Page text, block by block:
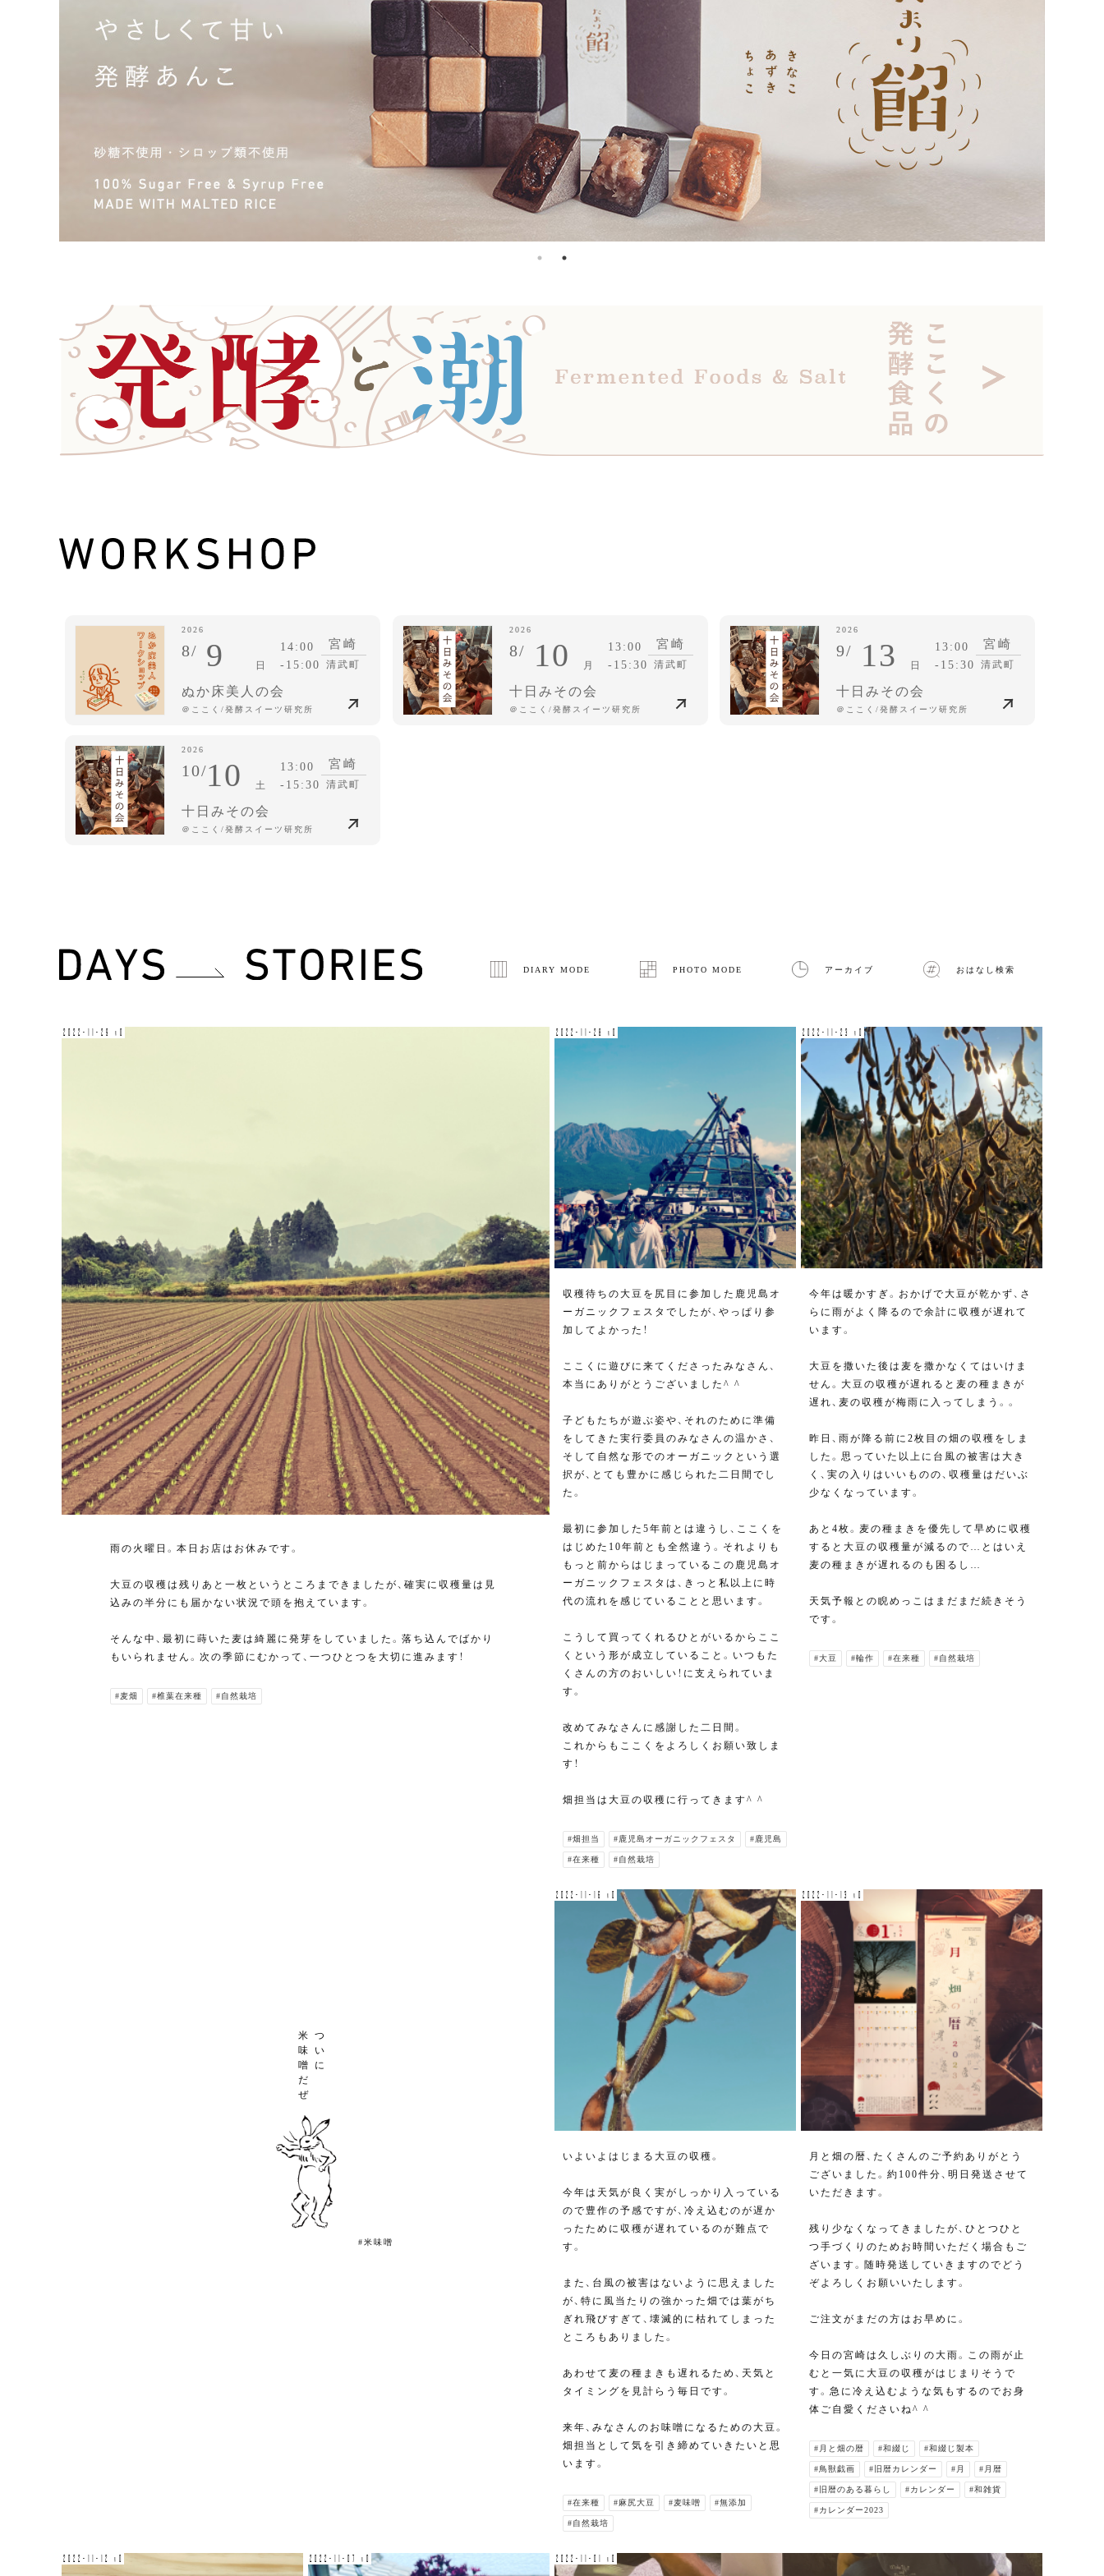
2026
8/ 9 日
14:00
-15:00
宮崎
清武町
ぬか床美人の会
＠ここく/発酵スイーツ研究所
2026
8/ 10 月
13:00
-15:30
宮崎
清武町
十日みその会
＠ここく/発酵スイーツ研究所
2026
9/ 13 日
13:00
-15:30
宮崎
清武町
十日みその会
＠ここく/発酵スイーツ研究所
2026
10/10 土
13:00
-15:30
宮崎
清武町
十日みその会
＠ここく/発酵スイーツ研究所
DIARY MODE PHOTO MODE アーカイブ おはなし検索
米
味
噌
だ
ぜ
つ
い
に
#米味噌
2022-11-29 v0
雨の火曜日。本日お店はお休みです。
大豆の収穫は残りあと一枚というところまできましたが、確実に収穫量は見
込みの半分にも届かない状況で頭を抱えています。
そんな中、最初に蒔いた麦は綺麗に発芽をしていました。落ち込んでばかり
もいられません。次の季節にむかって、一つひとつを大切に進みます！
#麦畑 #椎葉在来種 #自然栽培
2022-11-28 v0
収穫待ちの大豆を尻目に参加した鹿児島オ
ーガニックフェスタでしたが、やっぱり参
加してよかった！
ここくに遊びに来てくださったみなさん、
本当にありがとうございました^ ^
子どもたちが遊ぶ姿や、それのために準備
をしてきた実行委員のみなさんの温かさ、
そして自然な形でのオーガニックという選
択が、とても豊かに感じられた二日間でし
た。
最初に参加した5年前とは違うし、ここくを
はじめた10年前とも全然違う。それよりも
もっと前からはじまっているこの鹿児島オ
ーガニックフェスタは、きっと私以上に時
代の流れを感じていることと思います。
こうして買ってくれるひとがいるからここ
くという形が成立していること。いつもた
くさんの方のおいしい！に支えられていま
す。
改めてみなさんに感謝した二日間。
これからもここくをよろしくお願い致しま
す！
畑担当は大豆の収穫に行ってきます^ ^
#畑担当 #鹿児島オーガニックフェスタ #鹿児島
#在来種 #自然栽培
2022-11-23 v0
今年は暖かすぎ。おかげで大豆が乾かず、さ
らに雨がよく降るので余計に収穫が遅れて
います。
大豆を撒いた後は麦を撒かなくてはいけま
せん。大豆の収穫が遅れると麦の種まきが
遅れ、麦の収穫が梅雨に入ってしまう。。
昨日、雨が降る前に2枚目の畑の収穫をしま
した。思っていた以上に台風の被害は大き
く、実の入りはいいものの、収穫量はだいぶ
少なくなっています。
あと4枚。麦の種まきを優先して早めに収穫
すると大豆の収穫量が減るので…とはいえ
麦の種まきが遅れるのも困るし…
天気予報との睨めっこはまだまだ続きそう
です。
#大豆 #輪作 #在来種 #自然栽培
2022-11-16 v0
いよいよはじまる大豆の収穫。
今年は天気が良く実がしっかり入っている
ので豊作の予感ですが、冷え込むのが遅か
ったために収穫が遅れているのが難点で
す。
また、台風の被害はないように思えました
が、特に風当たりの強かった畑では葉がち
ぎれ飛びすぎて、壊滅的に枯れてしまった
ところもありました。
あわせて麦の種まきも遅れるため、天気と
タイミングを見計らう毎日です。
来年、みなさんのお味噌になるための大豆。
畑担当として気を引き締めていきたいと思
います。
#在来種 #麻尻大豆 #麦味噌 #無添加
#自然栽培
2022-11-13 v0
月と畑の暦、たくさんのご予約ありがとう
ございました。約100件分、明日発送させて
いただきます。
残り少なくなってきましたが、ひとつひと
つ手づくりのためお時間いただく場合もご
ざいます。随時発送していきますのでどう
ぞよろしくお願いいたします。
ご注文がまだの方はお早めに。
今日の宮崎は久しぶりの大雨。この雨が止
むと一気に大豆の収穫がはじまりそうで
す。急に冷え込むような気もするのでお身
体ご自愛くださいね^ ^
#月と畑の暦 #和綴じ #和綴じ製本
#鳥獣戯画 #旧暦カレンダー #月 #月暦
#旧暦のある暮らし #カレンダー #和雑貨
#カレンダー2023
2022-11-12 v0 2022-11-07 v0 2022-11-01 v0